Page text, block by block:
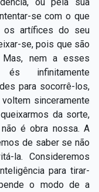
se com o que
os artífices do seu
se, pois que são
Mas, nem a esses
és infinitamente
para socorrê-los,
sinceramente
da sorte,
é obra nossa. A
de saber se não
la. Consideremos
para tirar-
o modo de a